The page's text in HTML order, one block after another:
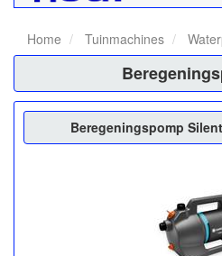
Home Tuinmachines
Beregeningspomp